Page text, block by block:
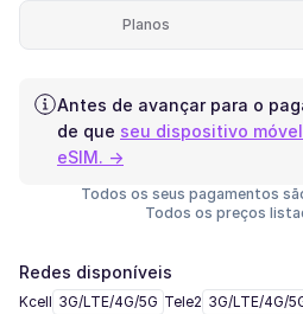
Planos
Antes de avançar para o
de que seu dispositivo
eSIM. →
Todos os seus pagamentos
Todos os preços
Redes disponíveis
Kcell 3G/LTE/4G/5G Tele2 3G/LTE/4G/